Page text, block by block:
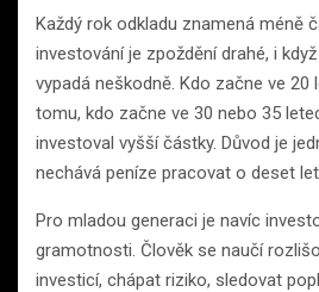
Každý rok odkladu znamená méně
investování je zpoždění drahé, i
vypadá neškodně. Kdo začne ve
tomu, kdo začne ve 30 nebo 35
investoval vyšší částky. Důvod je
nechává peníze pracovat o deset
Pro mladou generaci je navíc
gramotnosti. Člověk se naučí
investicí, chápat riziko, sledovat